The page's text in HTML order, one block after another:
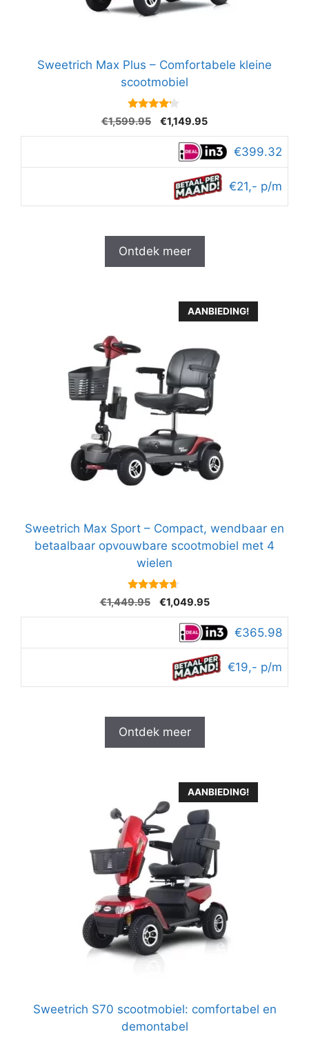
Sweetrich Max Plus – Comfortabele kleine
scootmobiel
4
van 5
€1,599.95
Oorspronkelijke
prijs
was:
€1,599.95.
€1,149.95Huidige
prijs
is:
€1,149.95.
€399.32
€21,- p/m
Ontdek meer
AANBIEDING!
Sweetrich Max Sport – Compact, wendbaar en
betaalbaar opvouwbare scootmobiel met 4
wielen
4.5
van 5
€1,449.95
Oorspronkelijke
prijs
€1,449.95.
€1,049.95Huidige
prijs
is:
€1,049.95.
€365.98
€19,- p/m
Ontdek meer
AANBIEDING!
Sweetrich S70 scootmobiel: comfortabel en
demontabel